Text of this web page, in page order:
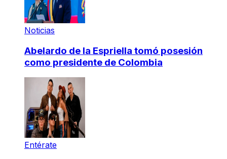
Noticias
Abelardo de la Espriella tomó posesión
como presidente de Colombia
Entérate